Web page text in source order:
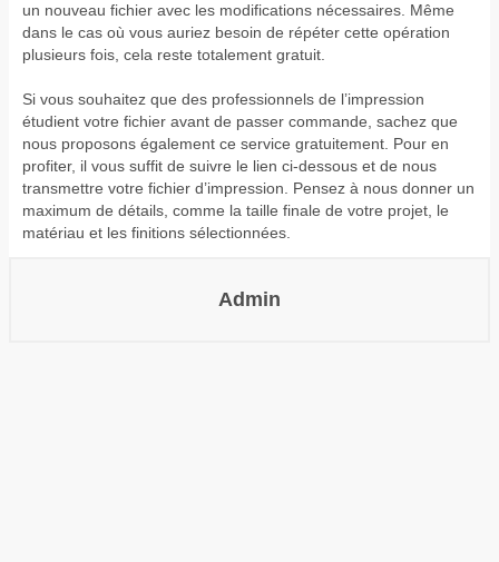
un nouveau fichier avec les modifications nécessaires. Même
dans le cas où vous auriez besoin de répéter cette opération
plusieurs fois, cela reste totalement gratuit.
Si vous souhaitez que des professionnels de l’impression
étudient votre fichier avant de passer commande, sachez que
nous proposons également ce service gratuitement. Pour en
profiter, il vous suffit de suivre le lien ci-dessous et de nous
transmettre votre fichier d’impression. Pensez à nous donner un
maximum de détails, comme la taille finale de votre projet, le
matériau et les finitions sélectionnées.
Admin